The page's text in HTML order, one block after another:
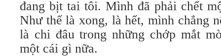
đang bịt tai tôi. Mình đã phải chết
Như thế là xong, là hết, mình chẳng
là chi đâu trong những chớp mắt
một cái gì nữa.